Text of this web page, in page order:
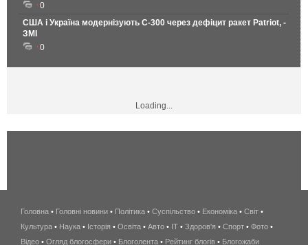
0
США і Україна модернізують С-300 через дефіцит ракет Patriot, -
ЗМІ
0
Loading...
беспроводной
интернет
киев
Головна • Головні новини • Політика • Суспільство • Економіка • Світ •
Культура • Наука • Історія • Освіта • Авто • IT • Здоров'я • Спорт • Фото •
Відео • Огляд блогосфери • Блоголента • Рейтинг блогів • Блогожаби